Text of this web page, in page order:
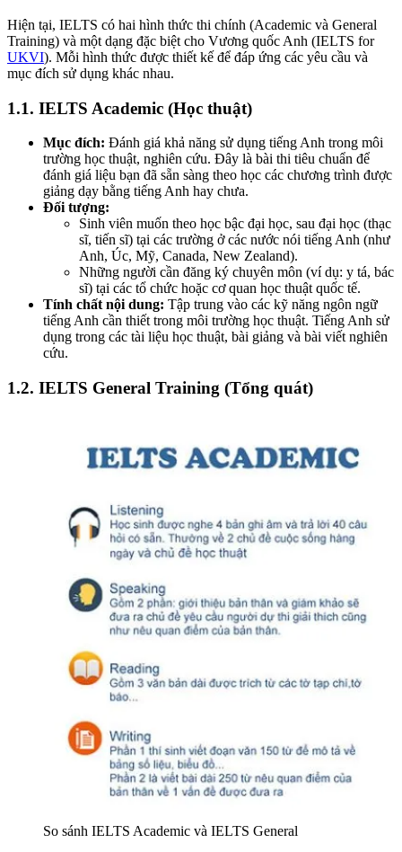
Hiện tại, IELTS có hai hình thức thi chính (Academic và General
Training) và một dạng đặc biệt cho Vương quốc Anh (IELTS for
UKVI). Mỗi hình thức được thiết kế để đáp ứng các yêu cầu và
mục đích sử dụng khác nhau.
1.1. IELTS Academic (Học thuật)
Mục đích: Đánh giá khả năng sử dụng tiếng Anh trong môi
trường học thuật, nghiên cứu. Đây là bài thi tiêu chuẩn để
đánh giá liệu bạn đã sẵn sàng theo học các chương trình được
giảng dạy bằng tiếng Anh hay chưa.
Đối tượng:
Sinh viên muốn theo học bậc đại học, sau đại học (thạc
sĩ, tiến sĩ) tại các trường ở các nước nói tiếng Anh (như
Anh, Úc, Mỹ, Canada, New Zealand).
Những người cần đăng ký chuyên môn (ví dụ: y tá, bác
sĩ) tại các tổ chức hoặc cơ quan học thuật quốc tế.
Tính chất nội dung: Tập trung vào các kỹ năng ngôn ngữ
tiếng Anh cần thiết trong môi trường học thuật. Tiếng Anh sử
dụng trong các tài liệu học thuật, bài giảng và bài viết nghiên
cứu.
1.2. IELTS General Training (Tổng quát)
So sánh IELTS Academic và IELTS General